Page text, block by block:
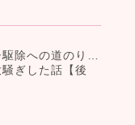
除への道のり…
ぎした話【後